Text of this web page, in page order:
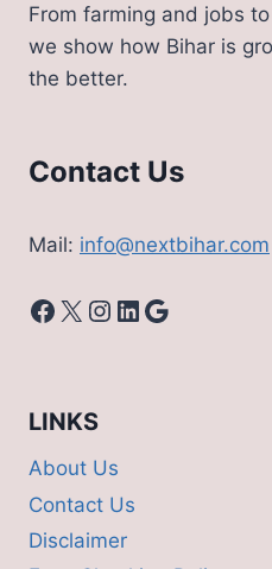
देखे
एडमिट
From farming and jobs
we show how Bihar is
the better.
Contact Us
Mail: info@nextbihar.com
Facebook
X Instagram
LinkedIn
Google
LINKS
About Us
Contact Us
Disclaimer